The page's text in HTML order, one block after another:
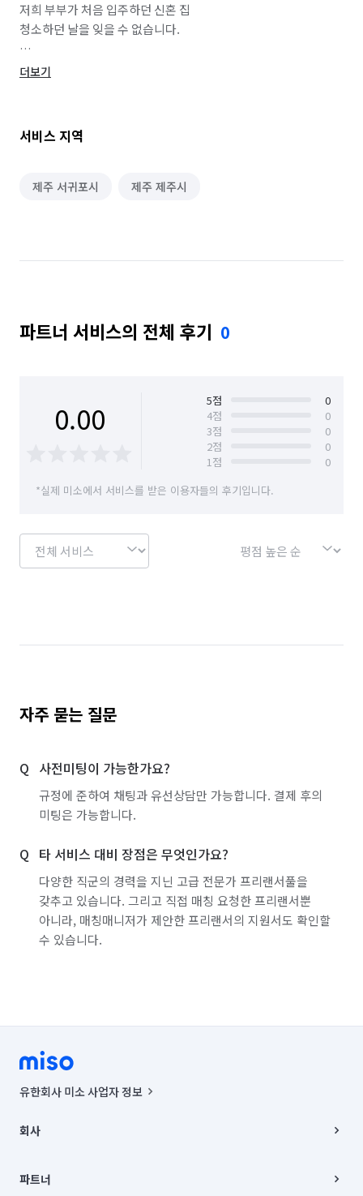
저희 부부가 처음 입주하던 신혼 집
청소하던 날을 잊을 수 없습니다.
온 집안을 문지르고 닦느라 고된 몸과
깨끗해진 집을 보며 느끼는 보람.
그 길의 시작을 반짝반짝하게 만들어드리겠습니다.
#300장 이상의 걸레 보유
#방문견적 무료
#친환경 세제 사용
🔵 주방
👉 후드, 후드망, 가스레인지 기름때 제거
👉 씽크볼, 수전 광택제 도포
🔵 창문
👉창틀 전체 청소
👉유리창 전면 청소 (외창 제외)
​🔵 다용도실 및 베란다
👉기본 곰팡이 제거
🔵 방
👉서랍형 붙박이 수납함 탈거 청소
👉몰딩,걸레받이,콘센트 청소 및 도배풀제거
👉벽지 먼지제거
​🔵 거실
👉등 커버 분해 청소
해드립니다.(청소 내용 설명 및, 하자 점검)
✅전화 상담 시 보다 정확한 견적을 안내받으실 수 있습니다.
[010 2441 8895]
더보기
서비스 지역
제주 서귀포시 제주 제주시
파트너 서비스의 전체 후기 0
0.00 5점
0
4점
0
3점
0
2점
0
1점
0
*실제 미소에서 서비스를 받은 이용자들의 후기입니다.
자주 묻는 질문
사전미팅이 가능한가요?
규정에 준하여 채팅과 유선상담만 가능합니다. 결제 후의
미팅은 가능합니다.
타 서비스 대비 장점은 무엇인가요?
다양한 직군의 경력을 지닌 고급 전문가 프리랜서풀을
갖추고 있습니다. 그리고 직접 매칭 요청한 프리랜서뿐
아니라, 매칭매니저가 제안한 프리랜서의 지원서도 확인할
수 있습니다.
유한회사 미소 사업자 정보
00019 |
주소 | 본사: 서울특별시 종로구 율곡로 6(중학동, 트윈트리빌딩) B동 5층
컨택센터 : 서울특별시 종로구 수송동 율곡로 24, 7층, 8층 미소
회사
채용
파트너